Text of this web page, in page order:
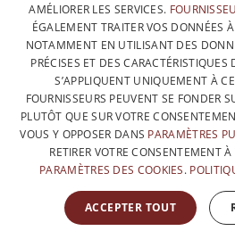
AMÉLIORER LES SERVICES.
ÉGALEMENT TRAITER VOS DONNÉES
NOTAMMENT EN UTILISANT DES
PRÉCISES ET DES CARACTÉRISTIQUES
S’APPLIQUENT UNIQUEMENT À
FOURNISSEURS PEUVENT SE FONDER
PLUTÔT QUE SUR VOTRE
VOUS Y OPPOSER DANS PARAMÈTRES
RETIRER VOTRE CONSENTEMENT
PARAMÈTRES DES COOKIES.
ACCEPTER TOUT